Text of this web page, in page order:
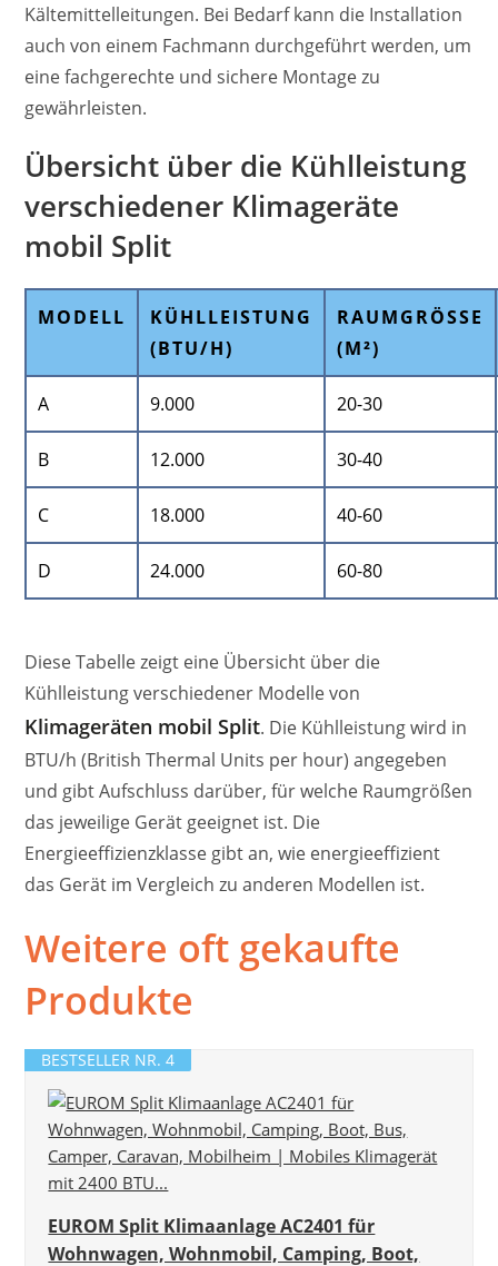
Kältemittelleitungen. Bei Bedarf kann die Installation
auch von einem Fachmann durchgeführt werden, um
eine fachgerechte und sichere Montage zu
gewährleisten.
Übersicht über die Kühlleistung
verschiedener Klimageräte
mobil Split
MODELL
KÜHLLEISTUNG
(BTU/H)
RAUMGRÖSSE (
M²)
A 9.000 20-30
B 12.000 30-40
C 18.000 40-60
D 24.000 60-80
Diese Tabelle zeigt eine Übersicht über die
Kühlleistung verschiedener Modelle von
Klimageräten mobil Split. Die Kühlleistung wird in
BTU/h (British Thermal Units per hour) angegeben
und gibt Aufschluss darüber, für welche Raumgrößen
das jeweilige Gerät geeignet ist. Die
Energieeffizienzklasse gibt an, wie energieeffizient
das Gerät im Vergleich zu anderen Modellen ist.
Weitere oft gekaufte
Produkte
BESTSELLER NR. 4
EUROM Split Klimaanlage AC2401 für
Wohnwagen, Wohnmobil, Camping, Boot,